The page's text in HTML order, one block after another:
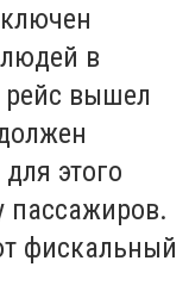
в
вышел
этого
пассажиров.
фискальный